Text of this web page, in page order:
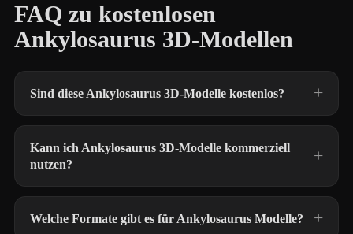
FAQ zu kostenlosen
Ankylosaurus 3D-Modellen
Sind diese Ankylosaurus 3D-Modelle kostenlos?
Kann ich Ankylosaurus 3D-Modelle kommerziell
nutzen?
Welche Formate gibt es für Ankylosaurus Modelle?